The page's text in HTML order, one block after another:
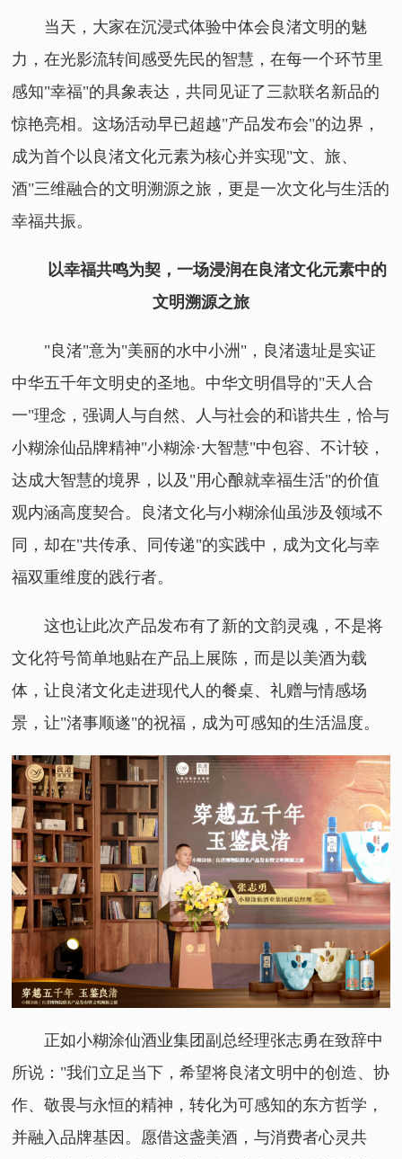
当天，大家在沉浸式体验中体会良渚文明的魅
力，在光影流转间感受先民的智慧，在每一个环节里
感知"幸福"的具象表达，共同见证了三款联名新品的
惊艳亮相。这场活动早已超越"产品发布会"的边界，
成为首个以良渚文化元素为核心并实现"文、旅、
酒"三维融合的文明溯源之旅，更是一次文化与生活的
幸福共振。
以幸福共鸣为契，一场浸润在良渚文化元素中的
文明溯源之旅
"良渚"意为"美丽的水中小洲"，良渚遗址是实证
中华五千年文明史的圣地。中华文明倡导的"天人合
一"理念，强调人与自然、人与社会的和谐共生，恰与
小糊涂仙品牌精神"小糊涂·大智慧"中包容、不计较，
达成大智慧的境界，以及"用心酿就幸福生活"的价值
观内涵高度契合。良渚文化与小糊涂仙虽涉及领域不
同，却在"共传承、同传递"的实践中，成为文化与幸
福双重维度的践行者。
这也让此次产品发布有了新的文韵灵魂，不是将
文化符号简单地贴在产品上展陈，而是以美酒为载
体，让良渚文化走进现代人的餐桌、礼赠与情感场
景，让"渚事顺遂"的祝福，成为可感知的生活温度。
正如小糊涂仙酒业集团副总经理张志勇在致辞中
所说："我们立足当下，希望将良渚文明中的创造、协
作、敬畏与永恒的精神，转化为可感知的东方哲学，
并融入品牌基因。愿借这盏美酒，与消费者心灵共